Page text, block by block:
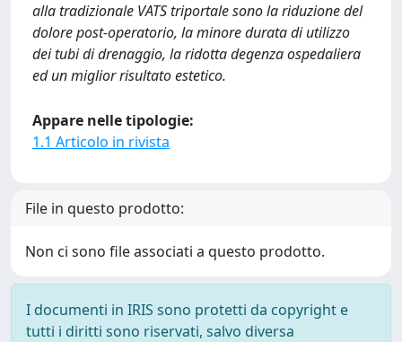
alla tradizionale VATS triportale sono la riduzione del
dolore post-operatorio, la minore durata di utilizzo
dei tubi di drenaggio, la ridotta degenza ospedaliera
ed un miglior risultato estetico.
Appare nelle tipologie:
1.1 Articolo in rivista
File in questo prodotto:
Non ci sono file associati a questo prodotto.
I documenti in IRIS sono protetti da copyright e
tutti i diritti sono riservati, salvo diversa